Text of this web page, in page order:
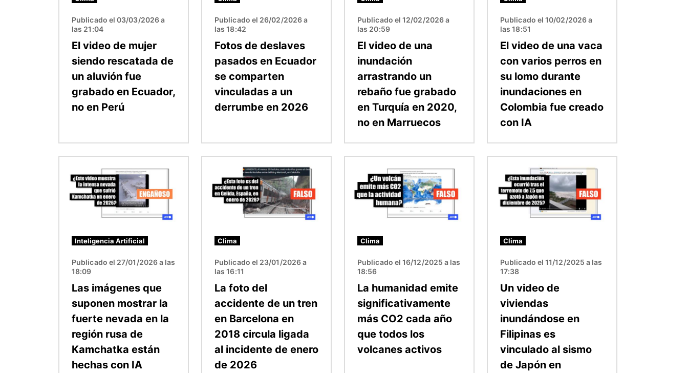
Publicado el 03/03/2026 a
las 21:04
El video de mujer
siendo rescatada de
un aluvión fue
grabado en Ecuador,
no en Perú
Publicado el 26/02/2026 a
las 18:42
Fotos de deslaves
pasados en Ecuador
se comparten
vinculadas a un
derrumbe en 2026
Publicado el 12/02/2026 a
las 20:59
El video de una
inundación
arrastrando un
rebaño fue grabado
en Turquía en 2020,
no en Marruecos
Publicado el 10/02/2026 a
las 18:51
El video de una vaca
con varios perros en
su lomo durante
inundaciones en
Colombia fue creado
con IA
Inteligencia Artificial
Publicado el 27/01/2026 a las
18:09
Las imágenes que
suponen mostrar la
fuerte nevada en la
región rusa de
Kamchatka están
hechas con IA
Clima
Publicado el 23/01/2026 a
las 16:11
La foto del
accidente de un tren
en Barcelona en
2018 circula ligada
al incidente de enero
de 2026
Clima
Publicado el 16/12/2025 a las
18:56
La humanidad emite
significativamente
más CO2 cada año
que todos los
volcanes activos
Clima
Publicado el 11/12/2025 a las
17:38
Un video de
viviendas
inundándose en
Filipinas es
vinculado al sismo
de Japón en